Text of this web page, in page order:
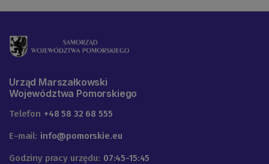
Urząd Marszałkowski
Województwa Pomorskiego
Telefon +48 58 32 68 555
E-mail: info@pomorskie.eu
Godziny pracy urzędu: 07:45-15:45